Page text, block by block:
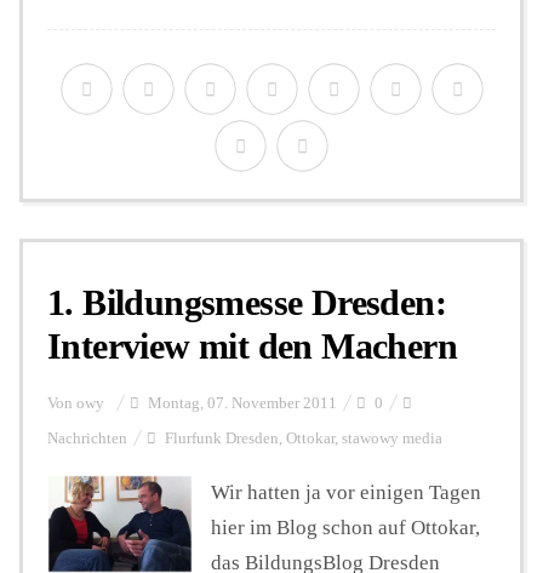
1. Bildungsmesse Dresden:
Interview mit den Machern
Von owy Montag, 07. November 2011 0
Nachrichten Flurfunk Dresden, Ottokar, stawowy media
Wir hatten ja vor einigen Tagen
hier im Blog schon auf Ottokar,
das BildungsBlog Dresden